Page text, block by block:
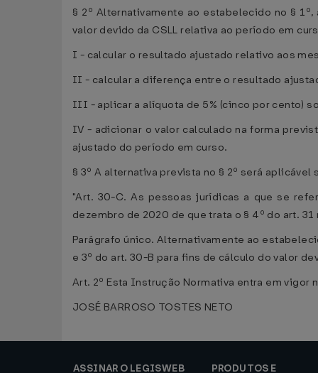
§ 2º Alternativamente ao estabelecido no §
valor devido da CSLL relativa ao período em
I - calcular o resultado ajustado relativo aos
II - calcular a diferença entre o resultado
III - aplicar a alíquota de 5% (cinco por cento)
IV - adicionar o valor calculado na forma
ajustado do período em curso.
§ 3º A alternativa prevista no § 2º será
"Art. 30-C. As pessoas jurídicas a que se
dezembro de 2020 de que trata o § 4º do art.
Parágrafo único. Alternativamente ao
e 3º do art. 30-B para fins de cálculo do valor
Art. 2º Esta Instrução Normativa entra em vigor
JOSÉ BARROSO TOSTES NETO
ASSINAR O LEGISWEB PRODUTOS E